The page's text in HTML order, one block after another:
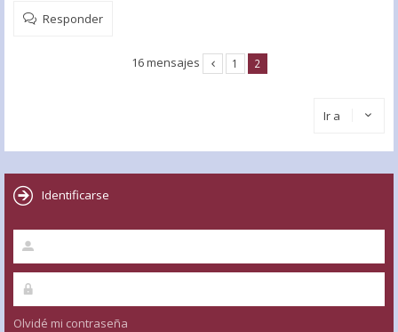
Responder
16 mensajes 1 2
Ir a
Identificarse
Olvidé mi contraseña